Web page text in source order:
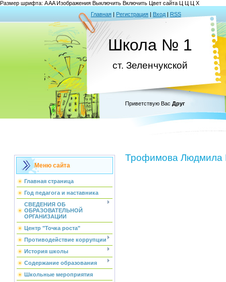
Размер шрифта: AAAИзображения Выключить Включить Цвет сайта Ц Ц Ц Х
Главная | Регистрация | Вход | RSS
Школа № 1
ст. Зеленчукской
Приветствую Вас Друг
Меню сайта
Главная страница
Год педагога и наставника
СВЕДЕНИЯ ОБ
ОБРАЗОВАТЕЛЬНОЙ
ОРГАНИЗАЦИИ
Центр "Точка роста"
Противодействие коррупции
История школы
Содержание образования
Школьные мероприятия
Трофимова Людмила